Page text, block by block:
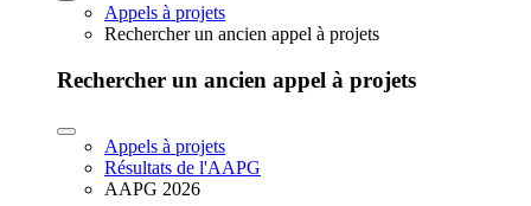
Appels à projets
Rechercher un ancien appel à projets
Rechercher un ancien appel à projets
Appels à projets
Résultats de l'AAPG
AAPG 2026